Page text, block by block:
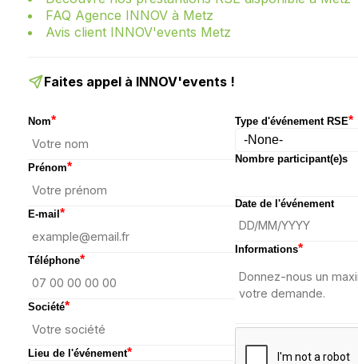
FAQ Agence INNOV à Metz
Avis client INNOV'events Metz
Faites appel à INNOV'events !
Nom*
Prénom*
E-mail *
Téléphone*
Société*
Lieu de l'événement*
Type d'événement RSE*
Nombre participant(e)s
Date de l'événement
Informations*